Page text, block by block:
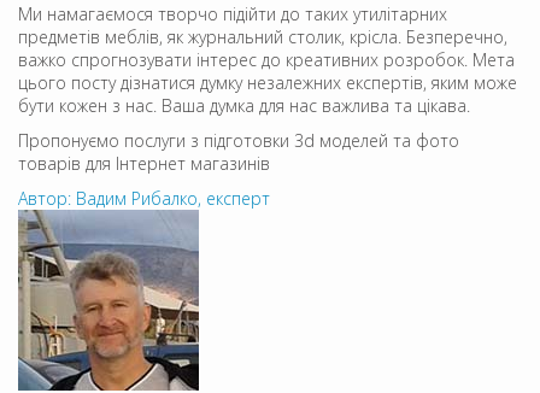
Ми намагаємося творчо підійти до таких утилітарних
предметів меблів, як журнальний столик, крісла. Безперечно,
важко спрогнозувати інтерес до креативних розробок. Мета
цього посту дізнатися думку незалежних експертів, яким може
бути кожен з нас. Ваша думка для нас важлива та цікава.
Пропонуємо послуги з підготовки 3d моделей та фото
товарів для Інтернет магазинів
Автор: Вадим Рибалко, експерт